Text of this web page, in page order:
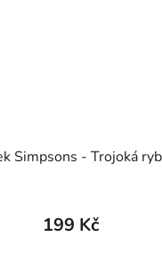
Simpsons - Trojoká
199 Kč